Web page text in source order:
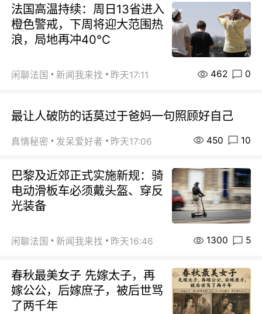
法国高温持续：周日13省进入
橙色警戒，下周将迎大范围热
浪，局地再冲40℃
闲聊法国 新闻我来找 昨天17:11 462 0
最让人破防的话莫过于爸妈一句照顾好自己
真情秘密 发呆爱好者 昨天17:06 450 10
巴黎及近郊正式实施新规：骑
电动滑板车必须戴头盔、穿反
光装备
闲聊法国 新闻我来找 昨天16:46 1300 5
春秋最美女子 先嫁太子，再
嫁公公，后嫁庶子，被后世骂
了两千年